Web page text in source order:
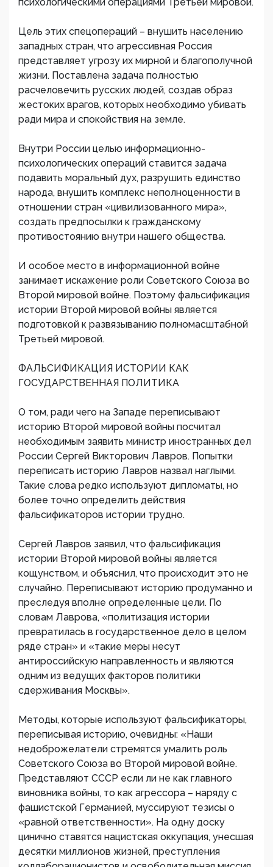
Цель этих спецопераций – внушить населению
западных стран, что агрессивная Россия
представляет угрозу их мирной и благополучной
жизни. Поставлена задача полностью
расчеловечить русских людей, создав образ
жестоких врагов, которых необходимо убивать
ради мира и спокойствия на земле.
Внутри России целью информационно-
психологических операций ставится задача
подавить моральный дух, разрушить единство
народа, внушить комплекс неполноценности в
отношении стран «цивилизованного мира»,
создать предпосылки к гражданскому
противостоянию внутри нашего общества.
И особое место в информационной войне
занимает искажение роли Советского Союза во
Второй мировой войне. Поэтому фальсификация
истории Второй мировой войны является
подготовкой к развязыванию полномасштабной
Третьей мировой.
ФАЛЬСИФИКАЦИЯ ИСТОРИИ КАК
ГОСУДАРСТВЕННАЯ ПОЛИТИКА
О том, ради чего на Западе переписывают
историю Второй мировой войны посчитал
необходимым заявить министр иностранных дел
России Сергей Викторович Лавров. Попытки
переписать историю Лавров назвал наглыми.
Такие слова редко используют дипломаты, но
более точно определить действия
фальсификаторов истории трудно.
Сергей Лавров заявил, что фальсификация
истории Второй мировой войны является
кощунством, и объяснил, что происходит это не
случайно. Переписывают историю продуманно и
преследуя вполне определенные цели. По
словам Лаврова, «политизация истории
превратилась в государственное дело в целом
ряде стран» и «такие меры несут
антироссийскую направленность и являются
одним из ведущих факторов политики
сдерживания Москвы».
Методы, которые используют фальсификаторы,
переписывая историю, очевидны: «Наши
недоброжелатели стремятся умалить роль
Советского Союза во Второй мировой войне.
Представляют СССР если ли не как главного
виновника войны, то как агрессора – наряду с
фашистской Германией, муссируют тезисы о
«равной ответственности». На одну доску
цинично ставятся нацистская оккупация, унесшая
десятки миллионов жизней, преступления